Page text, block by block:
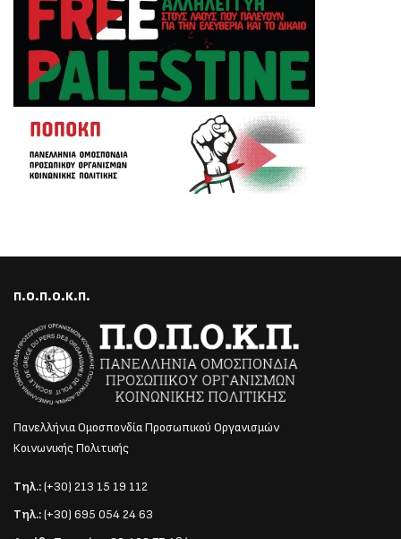
Π.Ο.Π.Ο.Κ.Π.
Πανελλήνια Ομοσπονδία Προσωπικού Οργανισμών
Κοινωνικής Πολιτικής
Τηλ.:(+30) 213 15 19 112
Τηλ.:(+30) 695 054 24 63